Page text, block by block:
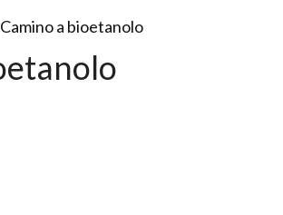
Camino a bioetanolo